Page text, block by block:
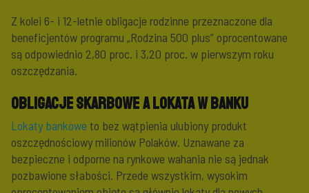
Z kolei 6- i 12-letnie obligacje rodzinne przeznaczone dla
beneficjentów programu „Rodzina 500 plus” oprocentowane
są odpowiednio 2,80 proc. i 3,20 proc. w pierwszym roku
oszczędzania.
Obligacje skarbowe a lokata w banku
Lokaty bankoweto bez wątpienia ulubiony produkt
oszczędnościowy milionów Polaków. Uznawane za
bezpieczne i odporne na rynkowe wahania nie są jednak
pozbawione słabości. Przede wszystkim, wysokim